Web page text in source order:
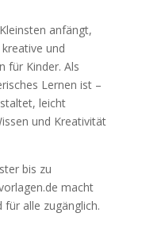
anfängt,
und
für Kinder. Als
Lernen ist –
leicht
und Kreativität
bis zu
macht
alle zugänglich.